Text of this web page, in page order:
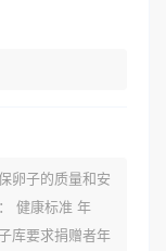
卵子的质量和安
健康标准 年
库要求捐赠者年